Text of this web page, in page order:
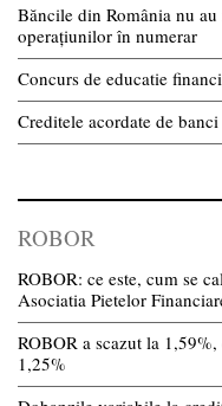
Băncile din România nu
operațiunilor în numerar
Concurs de educatie
Creditele acordate de
ROBOR
ROBOR: ce este, cum se
Asociatia Pietelor
ROBOR a scazut la
1,25%